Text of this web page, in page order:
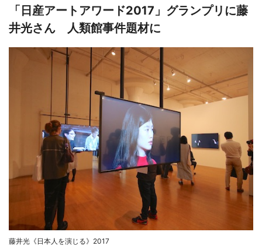
「日産アートアワード2017」グランプリに藤
井光さん 人類館事件題材に
藤井光《日本人を演じる》2017